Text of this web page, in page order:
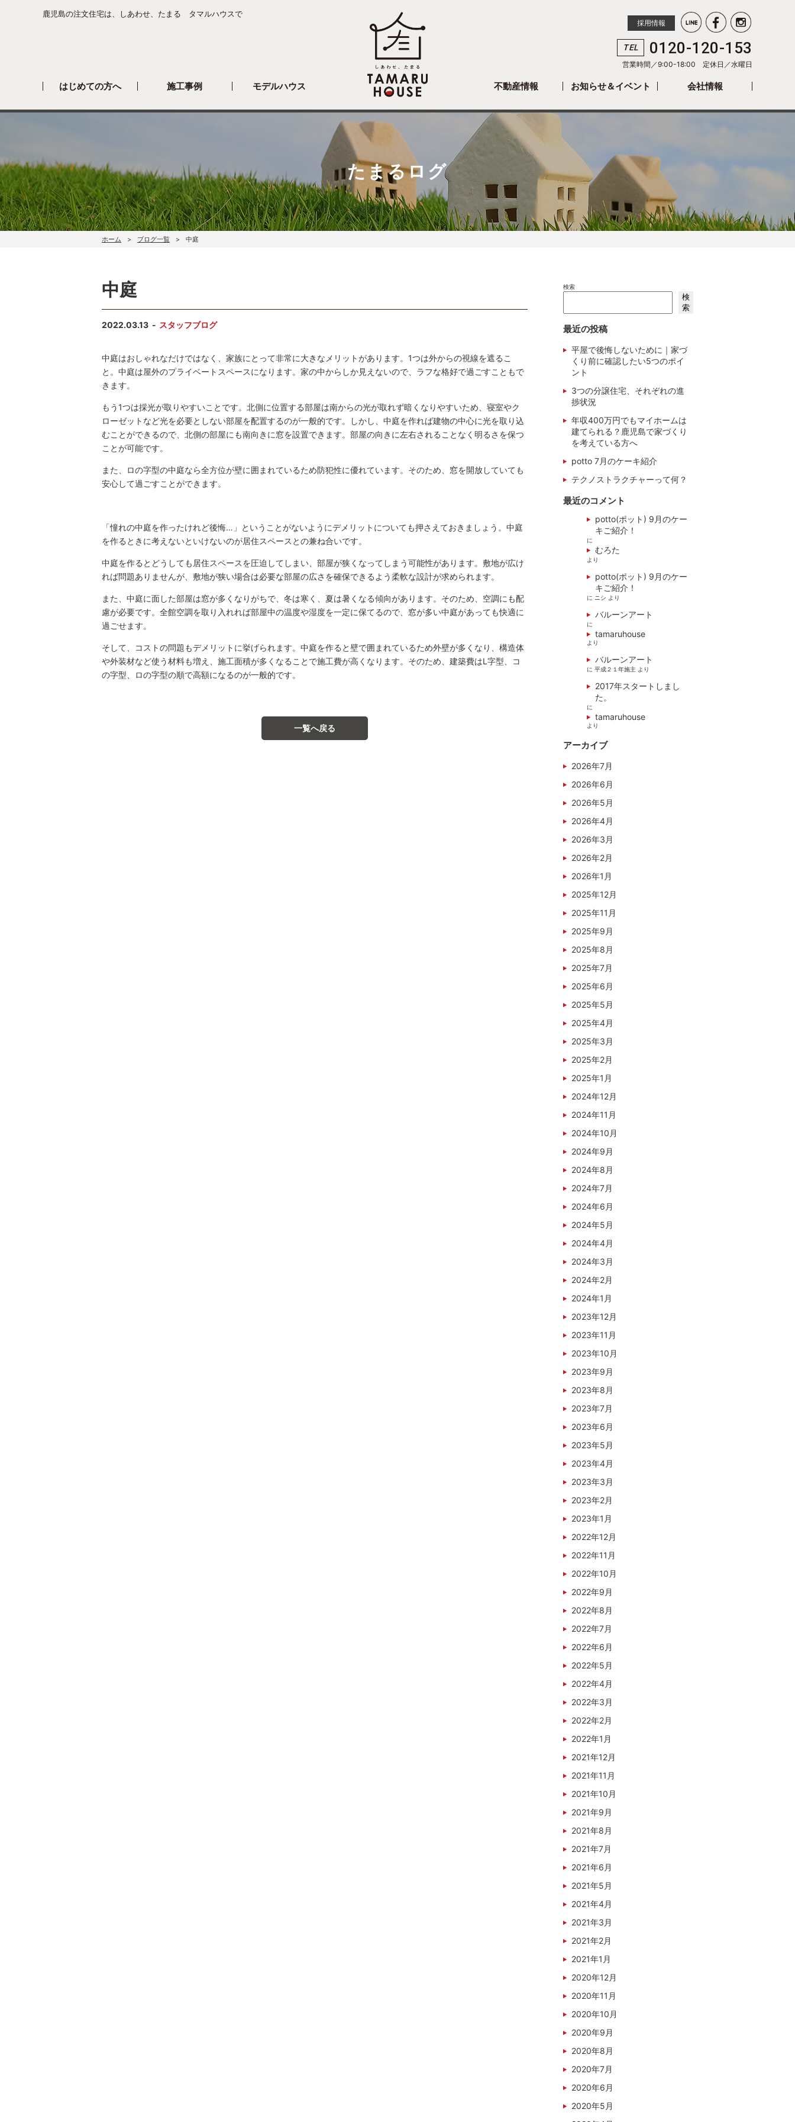
鹿児島の注文住宅は、しあわせ、たまる タマルハウスで
採用情報
TEL 0120-120-153
営業時間／9:00-18:00 定休日／水曜日
はじめての方へ 施工事例 モデルハウス 不動産情報 お知らせ＆イベント 会社情報
たまるログ
ホーム ブログ一覧 中庭
中庭
2022.03.13 スタッフブログ
中庭はおしゃれなだけではなく、家族にとって非常に大きなメリットがあります。1つは外からの視線を遮るこ
と。中庭は屋外のプライベートスペースになります。家の中からしか見えないので、ラフな格好で過ごすこともで
きます。
もう1つは採光が取りやすいことです。北側に位置する部屋は南からの光が取れず暗くなりやすいため、寝室やク
ローゼットなど光を必要としない部屋を配置するのが一般的です。しかし、中庭を作れば建物の中心に光を取り込
むことができるので、北側の部屋にも南向きに窓を設置できます。部屋の向きに左右されることなく明るさを保つ
ことが可能です。
また、ロの字型の中庭なら全方位が壁に囲まれているため防犯性に優れています。そのため、窓を開放していても
安心して過ごすことができます。
「憧れの中庭を作ったけれど後悔…」ということがないようにデメリットについても押さえておきましょう。中庭
を作るときに考えないといけないのが居住スペースとの兼ね合いです。
中庭を作るとどうしても居住スペースを圧迫してしまい、部屋が狭くなってしまう可能性があります。敷地が広け
れば問題ありませんが、敷地が狭い場合は必要な部屋の広さを確保できるよう柔軟な設計が求められます。
また、中庭に面した部屋は窓が多くなりがちで、冬は寒く、夏は暑くなる傾向があります。そのため、空調にも配
慮が必要です。全館空調を取り入れれば部屋中の温度や湿度を一定に保てるので、窓が多い中庭があっても快適に
過ごせます。
そして、コストの問題もデメリットに挙げられます。中庭を作ると壁で囲まれているため外壁が多くなり、構造体
や外装材など使う材料も増え、施工面積が多くなることで施工費が高くなります。そのため、建築費はL字型、コ
の字型、ロの字型の順で高額になるのが一般的です。
一覧へ戻る
検索
検
索
最近の投稿
平屋で後悔しないために｜家づ
くり前に確認したい5つのポイ
ント
3つの分譲住宅、それぞれの進
捗状況
年収400万円でもマイホームは
建てられる？鹿児島で家づくり
を考えている方へ
potto 7月のケーキ紹介
テクノストラクチャーって何？
最近のコメント
potto(ポット) 9月のケー
キご紹介！
に
むろた
より
potto(ポット) 9月のケー
キご紹介！
に ニシ より
バルーンアート
に
tamaruhouse
より
バルーンアート
に 平成２１年施主 より
2017年スタートしまし
た。
に
tamaruhouse
より
アーカイブ
2026年7月
2026年6月
2026年5月
2026年4月
2026年3月
2026年2月
2026年1月
2025年12月
2025年11月
2025年9月
2025年8月
2025年7月
2025年6月
2025年5月
2025年4月
2025年3月
2025年2月
2025年1月
2024年12月
2024年11月
2024年10月
2024年9月
2024年8月
2024年7月
2024年6月
2024年5月
2024年4月
2024年3月
2024年2月
2024年1月
2023年12月
2023年11月
2023年10月
2023年9月
2023年8月
2023年7月
2023年6月
2023年5月
2023年4月
2023年3月
2023年2月
2023年1月
2022年12月
2022年11月
2022年10月
2022年9月
2022年8月
2022年7月
2022年6月
2022年5月
2022年4月
2022年3月
2022年2月
2022年1月
2021年12月
2021年11月
2021年10月
2021年9月
2021年8月
2021年7月
2021年6月
2021年5月
2021年4月
2021年3月
2021年2月
2021年1月
2020年12月
2020年11月
2020年10月
2020年9月
2020年8月
2020年7月
2020年6月
2020年5月